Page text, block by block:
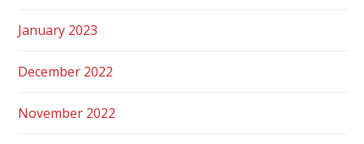
January 2023
December 2022
November 2022